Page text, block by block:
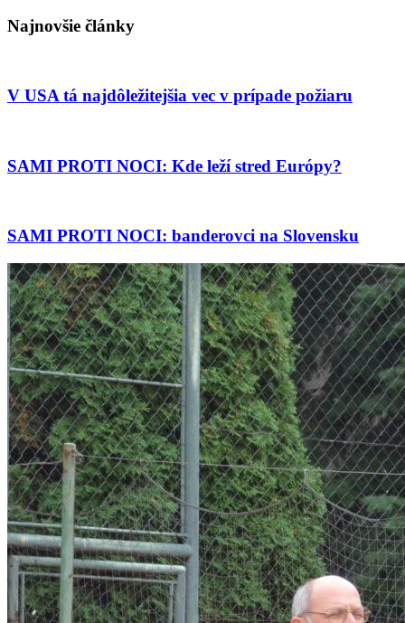
Najnovšie články
V USA tá najdôležitejšia vec v prípade požiaru
SAMI PROTI NOCI: Kde leží stred Európy?
SAMI PROTI NOCI: banderovci na Slovensku